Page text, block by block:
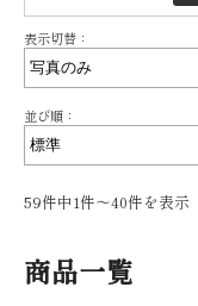
表示切替：
並び順：
59件中1件〜40件を表示
商品一覧